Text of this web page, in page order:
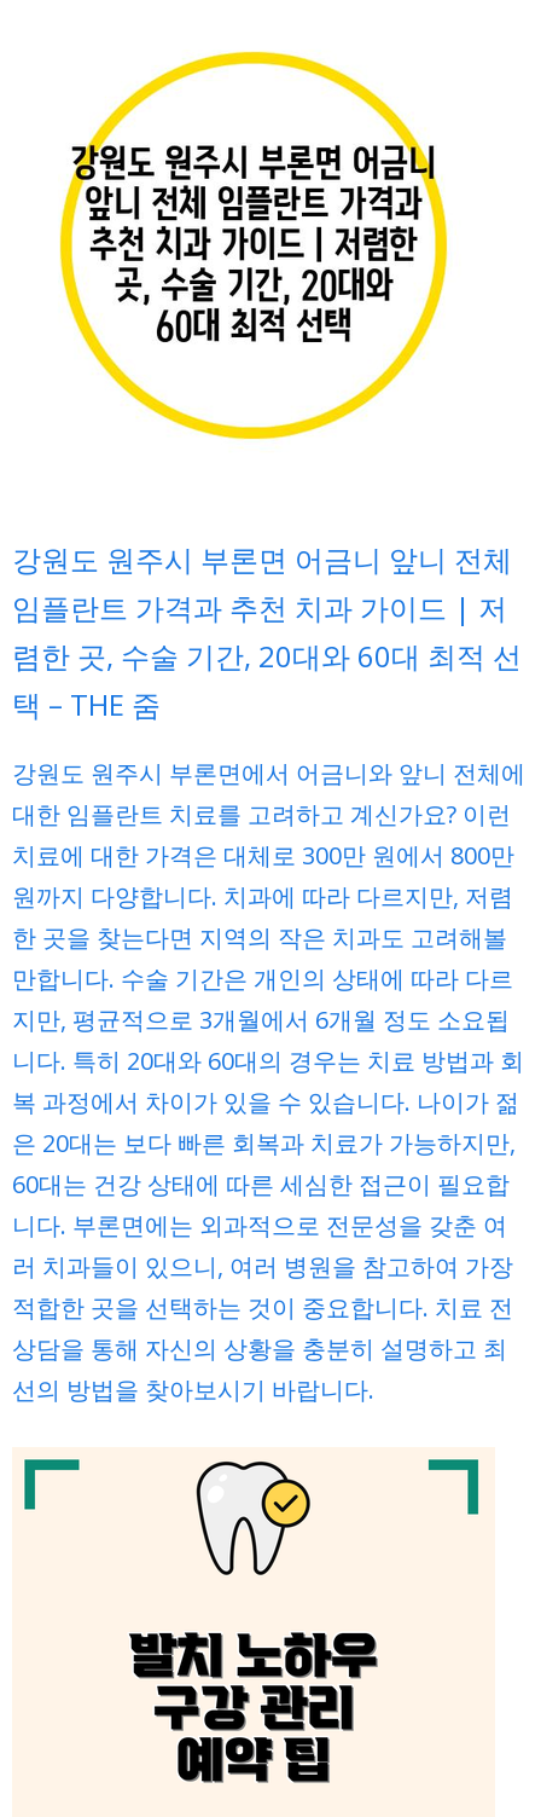
강원도 원주시 부론면 어금니 앞니 전체
임플란트 가격과 추천 치과 가이드 | 저
렴한 곳, 수술 기간, 20대와 60대 최적 선
택 – THE 줌
강원도 원주시 부론면에서 어금니와 앞니 전체에
대한 임플란트 치료를 고려하고 계신가요? 이런
치료에 대한 가격은 대체로 300만 원에서 800만
원까지 다양합니다. 치과에 따라 다르지만, 저렴
한 곳을 찾는다면 지역의 작은 치과도 고려해볼
만합니다. 수술 기간은 개인의 상태에 따라 다르
지만, 평균적으로 3개월에서 6개월 정도 소요됩
니다. 특히 20대와 60대의 경우는 치료 방법과 회
복 과정에서 차이가 있을 수 있습니다. 나이가 젊
은 20대는 보다 빠른 회복과 치료가 가능하지만,
60대는 건강 상태에 따른 세심한 접근이 필요합
니다. 부론면에는 외과적으로 전문성을 갖춘 여
러 치과들이 있으니, 여러 병원을 참고하여 가장
적합한 곳을 선택하는 것이 중요합니다. 치료 전
상담을 통해 자신의 상황을 충분히 설명하고 최
선의 방법을 찾아보시기 바랍니다.